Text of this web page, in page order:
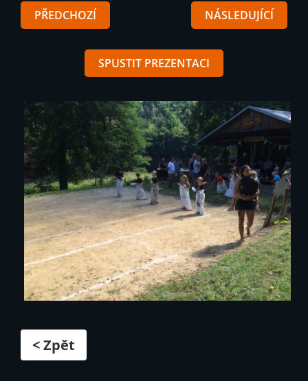
PŘEDCHOZÍ NÁSLEDUJÍCÍ
SPUSTIT PREZENTACI
< Zpět